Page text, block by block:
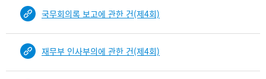
국무회의록 보고에 관한 건(제4회)
재무부 인사부의에 관한 건(제4회)